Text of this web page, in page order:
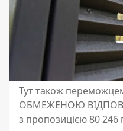
Тут також
ОБМЕЖЕНОЮ
з пропозицією 80 246